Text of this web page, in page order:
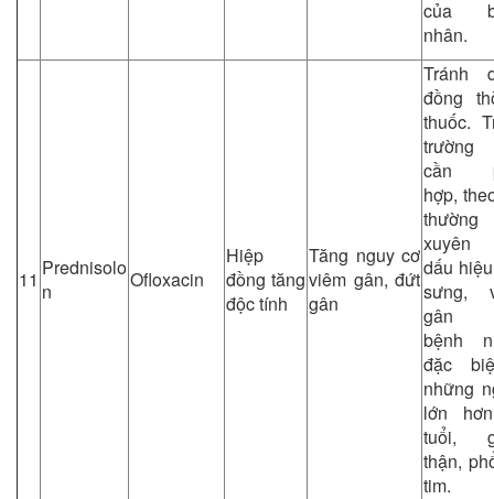
của
nhân.
11 Prednisolo
n
Ofloxacin
Hiệp
đồng tăng
độc tính
Tăng nguy cơ
viêm gân, đứt
gân
Tránh
đồng
thuốc.
trường
cần
hợp,
thường
xuyên
dấu
sưng,
gân
bệnh
đặc
những
lớn
tuổi,
thận,
tim.